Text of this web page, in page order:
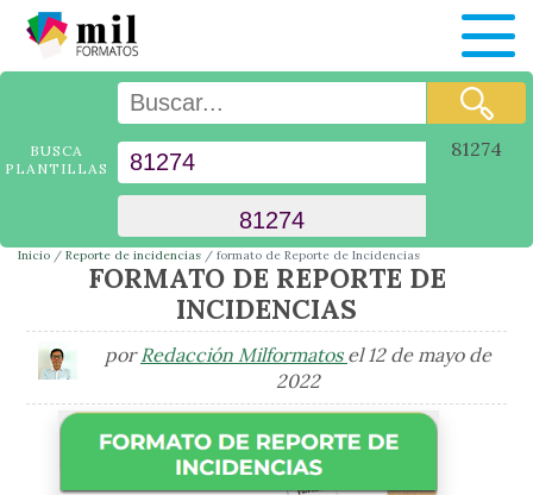
BUSCA
PLANTILLAS
81274
Inicio Reporte de incidencias formato de Reporte de Incidencias
FORMATO DE REPORTE DE
INCIDENCIAS
porRedacción Milformatos el 12 de mayo de
2022